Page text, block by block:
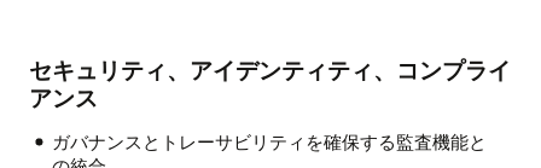
セキュリティ、アイデンティティ、コンプライ
アンス
ガバナンスとトレーサビリティを確保する監査機能と